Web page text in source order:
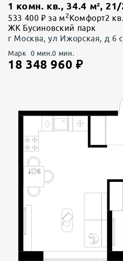
1 комн. кв., 34.4 м²,21/
533 400 ₽ за м 2 Комфорт2
ЖК Бусиновский парк
г Москва, ул Ижорская, д 6
Марк 0 мин.0 мин.
18 348 960 ₽